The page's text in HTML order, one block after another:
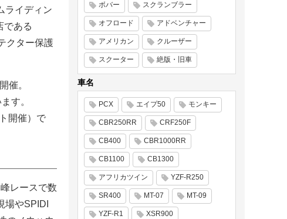
ライディン
である
クター保護
催。
す。
開催）で
レースで数
場やSPIDI
ボバー スクランブラー
オフロード アドベンチャー
アメリカン クルーザー
スクーター 絶版・旧車
車名
PCX エイプ50 モンキー
CBR250RR CRF250F
CB400 CBR1000RR
CB1100 CB1300
アフリカツイン YZF-R250
SR400 MT-07 MT-09
YZF-R1 XSR900